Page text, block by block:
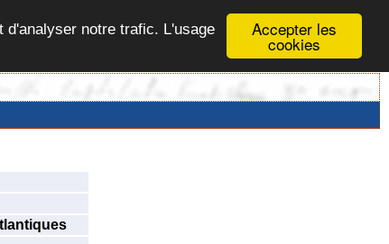
Accepter les
cookies
d'analyser notre trafic. L'usage